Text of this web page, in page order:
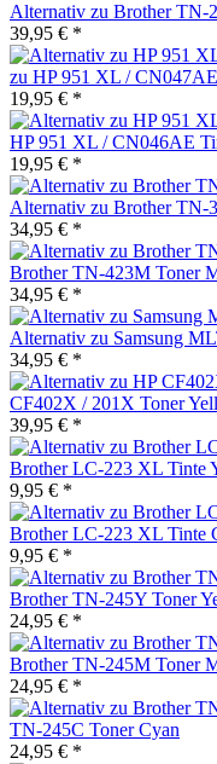
Alternativ zu Brother TN-
39,95 € *
zu HP 951 XL /
19,95 € *
HP 951 XL / CN046AE
19,95 € *
Alternativ zu Brother
34,95 € *
Brother TN-423M Toner
34,95 € *
Alternativ zu Samsung
34,95 € *
CF402X / 201X Toner
39,95 € *
Brother LC-223 XL Tinte
9,95 € *
Brother LC-223 XL Tinte
9,95 € *
Brother TN-245Y Toner
24,95 € *
Brother TN-245M Toner
24,95 € *
TN-245C Toner Cyan
24,95 € *